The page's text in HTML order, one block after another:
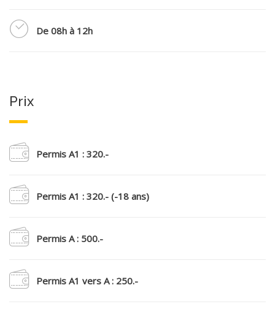
De 08h à 12h
Prix
Permis A1 : 320.-
Permis A1 : 320.- (-18 ans)
Permis A : 500.-
Permis A1 vers A : 250.-